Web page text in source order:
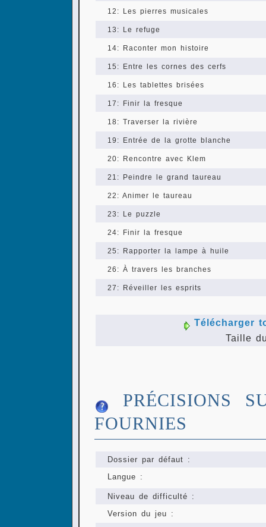
12: Les pierres musicales
13: Le refuge
14: Raconter mon histoire
15: Entre les cornes des cerfs
16: Les tablettes brisées
17: Finir la fresque
18: Traverser la rivière
19: Entrée de la grotte blanche
20: Rencontre avec Klem
21: Peindre le grand taureau
22: Animer le taureau
23: Le puzzle
24: Finir la fresque
25: Rapporter la lampe à huile
26: À travers les branches
27: Réveiller les esprits
Télécharger
Taille
PRÉCISIONS
FOURNIES
Dossier par défaut :
Langue :
Niveau de difficulté :
Version du jeu :